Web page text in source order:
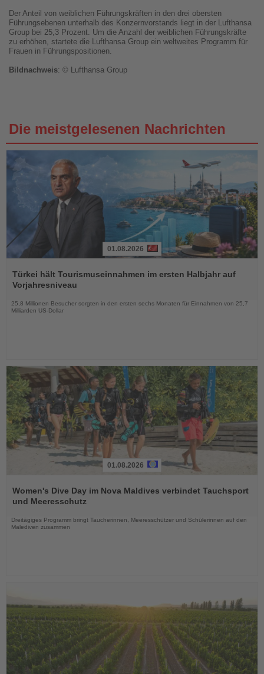
Der Anteil von weiblichen Führungskräften in den drei obersten
Führungsebenen unterhalb des Konzernvorstands liegt in der Lufthansa
Group bei 25,3 Prozent. Um die Anzahl der weiblichen Führungskräfte
zu erhöhen, startete die Lufthansa Group ein weltweites Programm für
Frauen in Führungspositionen.
Bildnachweis: © Lufthansa Group
Die meistgelesenen Nachrichten
Sie
die
Nachrichten
01.08.2026
Türkei hält Tourismuseinnahmen im ersten Halbjahr auf
Vorjahresniveau
25,8 Millionen Besucher sorgten in den ersten sechs Monaten für Einnahmen von 25,7
Milliarden US-Dollar
Sie
die
01.08.2026
Women's Dive Day im Nova Maldives verbindet Tauchsport
und Meeresschutz
Dreitägiges Programm bringt Taucherinnen, Meeresschützer und Schülerinnen auf den
Malediven zusammen